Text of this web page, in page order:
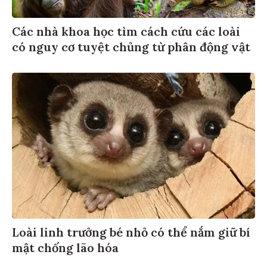
Các nhà khoa học tìm cách cứu các loài
có nguy cơ tuyệt chủng từ phân động vật
Loài linh trưởng bé nhỏ có thể nắm giữ bí
mật chống lão hóa